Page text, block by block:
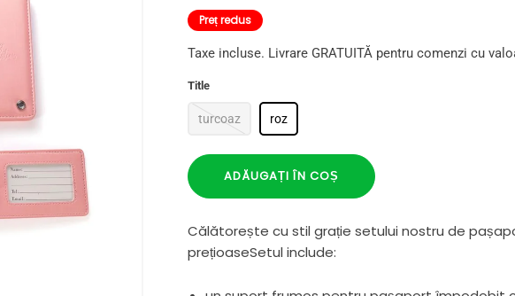
Preț redus
Taxe incluse. Livrare GRATUITĂ pentru comenzi cu
Title
turcoaz roz
ADĂUGAȚI ÎN COȘ
Călătorește cu stil grație setului nostru de
prețioaseSetul include: